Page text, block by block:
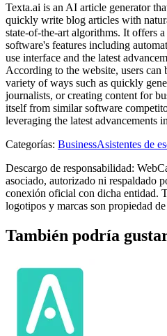
Texta.ai is an AI article generator
quickly write blog articles with
state-of-the-art algorithms. It offers
software's features including
use interface and the latest
According to the website, users can
variety of ways such as quickly
journalists, or creating content for
itself from similar software
leveraging the latest advancements
Categorías: BusinessAsistentes de
Descargo de responsabilidad:
asociado, autorizado ni respaldado
conexión oficial con dicha entidad.
logotipos y marcas son propiedad
También podría